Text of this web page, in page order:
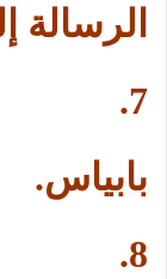
الرسالة
7.
بابياس.
8.